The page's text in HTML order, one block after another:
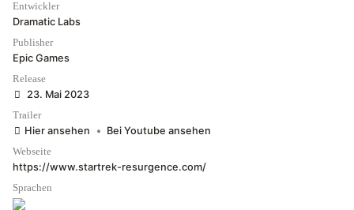
Entwickler
Dramatic Labs
Publisher
Epic Games
Release
23. Mai 2023
Trailer
Hier ansehen • Bei Youtube ansehen
Webseite
https://www.startrek-resurgence.com/
Sprachen